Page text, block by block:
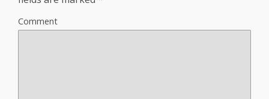
Comment